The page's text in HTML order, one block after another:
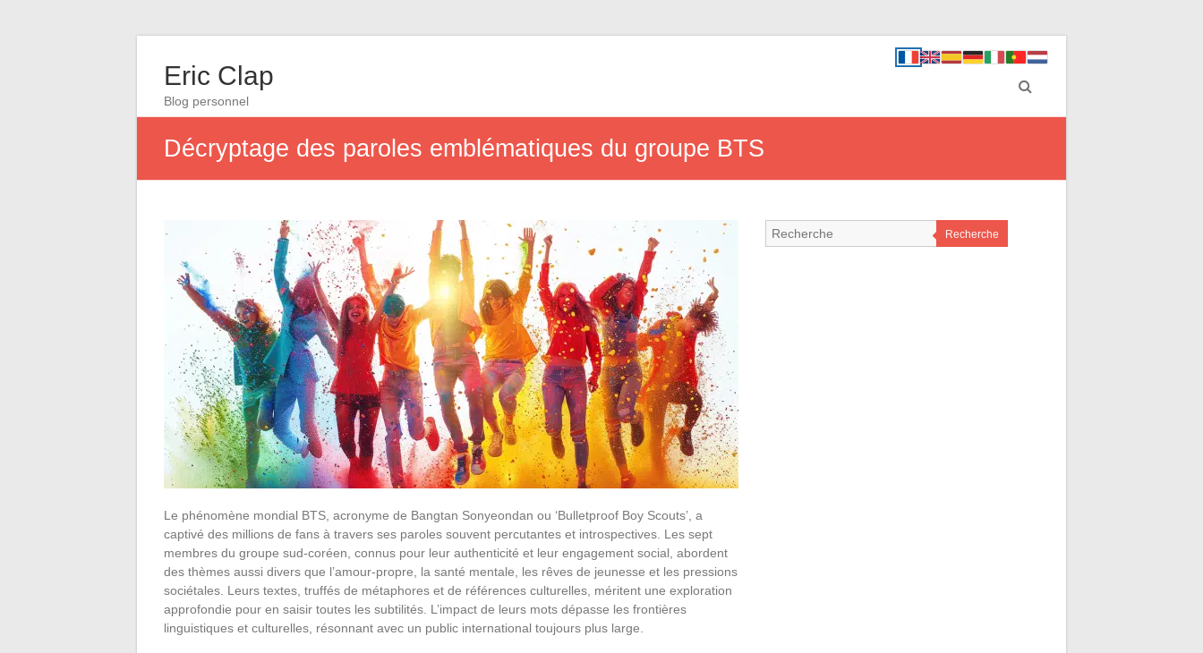
Eric Clap
Blog personnel
Décryptage des paroles emblématiques du groupe BTS
Le phénomène mondial BTS, acronyme de Bangtan Sonyeondan ou ‘Bulletproof Boy Scouts’, a
captivé des millions de fans à travers ses paroles souvent percutantes et introspectives. Les sept
membres du groupe sud-coréen, connus pour leur authenticité et leur engagement social, abordent
des thèmes aussi divers que l’amour-propre, la santé mentale, les rêves de jeunesse et les pressions
sociétales. Leurs textes, truffés de métaphores et de références culturelles, méritent une exploration
approfondie pour en saisir toutes les subtilités. L’impact de leurs mots dépasse les frontières
linguistiques et culturelles, résonnant avec un public international toujours plus large.
Recherche